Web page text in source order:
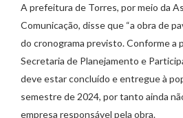
A prefeitura de Torres, por meio da
Comunicação, disse que “a obra de
do cronograma previsto. Conforme a
Secretaria de Planejamento e
deve estar concluído e entregue à
semestre de 2024, por tanto ainda
empresa responsável pela obra.